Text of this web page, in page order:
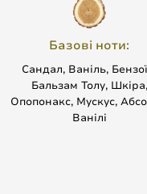
Базові ноти:
Сандал, Ваніль,
Бальзам Толу, Шкіра,
Опопонакс, Мускус,
Ванілі